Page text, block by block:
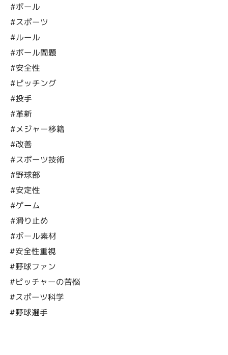
#ボール
#スポーツ
#ルール
#ボール問題
#安全性
#ピッチング
#投手
#革新
#メジャー移籍
#改善
#スポーツ技術
#野球部
#安定性
#ゲーム
#滑り止め
#ボール素材
#安全性重視
#野球ファン
#ピッチャーの苦悩
#スポーツ科学
#野球選手